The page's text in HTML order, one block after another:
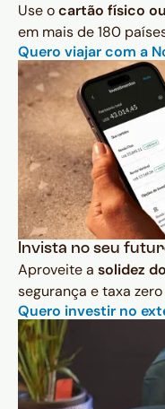
Use ocartão físico
em mais de 180
Quero viajar com a
Invista no seu
Aproveite a solidez
segurança e taxa
Quero investir no